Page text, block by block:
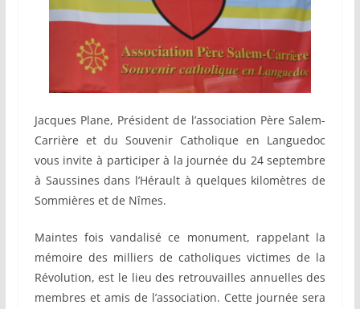
Jacques Plane, Président de l’association Père Salem-
Carrière et du Souvenir Catholique en Languedoc
vous invite à participer à la journée du 24 septembre
à Saussines dans l’Hérault à quelques kilomètres de
Sommières et de Nîmes.
Maintes fois vandalisé ce monument, rappelant la
mémoire des milliers de catholiques victimes de la
Révolution, est le lieu des retrouvailles annuelles des
membres et amis de l’association. Cette journée sera